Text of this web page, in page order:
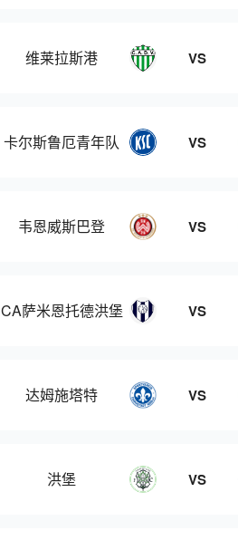
维莱拉斯港 VS
卡尔斯鲁厄青年队 VS
韦恩威斯巴登 VS
CA萨米恩托德洪堡 VS
达姆施塔特 VS
洪堡 VS